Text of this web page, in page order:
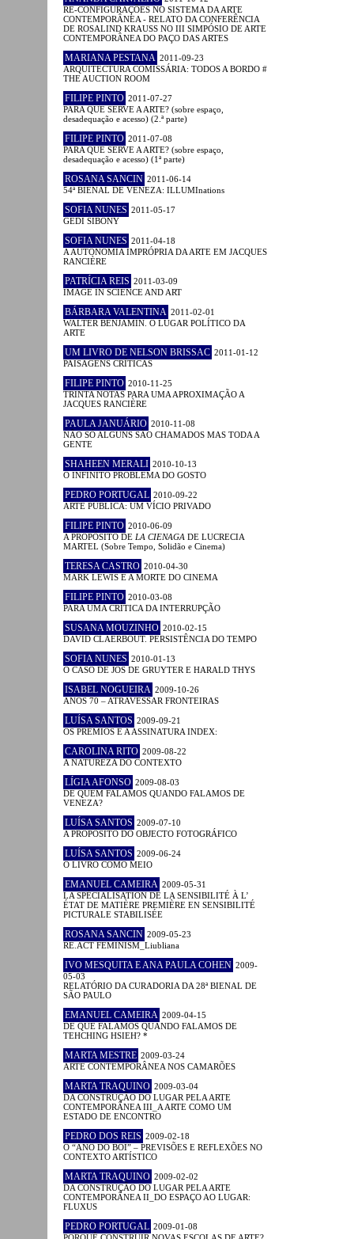
RE-CONFIGURAÇÕES NO SISTEMA DA ARTE
CONTEMPORÂNEA - RELATO DA CONFERÊNCIA
DE ROSALIND KRAUSS NO III SIMPÓSIO DE ARTE
CONTEMPORÂNEA DO PAÇO DAS ARTES
MARIANA PESTANA 2011-09-23
ARQUITECTURA COMISSÁRIA: TODOS A BORDO #
THE AUCTION ROOM
FILIPE PINTO 2011-07-27
PARA QUE SERVE A ARTE? (sobre espaço,
desadequação e acesso) (2.ª parte)
FILIPE PINTO 2011-07-08
PARA QUE SERVE A ARTE? (sobre espaço,
desadequação e acesso) (1ª parte)
ROSANA SANCIN 2011-06-14
54ª BIENAL DE VENEZA: ILLUMInations
SOFIA NUNES 2011-05-17
GEDI SIBONY
SOFIA NUNES 2011-04-18
A AUTONOMIA IMPRÓPRIA DA ARTE EM JACQUES
RANCIÈRE
PATRÍCIA REIS 2011-03-09
IMAGE IN SCIENCE AND ART
BÁRBARA VALENTINA 2011-02-01
WALTER BENJAMIN. O LUGAR POLÍTICO DA
ARTE
UM LIVRO DE NELSON BRISSAC 2011-01-12
PAISAGENS CRÍTICAS
FILIPE PINTO 2010-11-25
TRINTA NOTAS PARA UMA APROXIMAÇÃO A
JACQUES RANCIÈRE
PAULA JANUÁRIO 2010-11-08
NÃO SÓ ALGUNS SÃO CHAMADOS MAS TODA A
GENTE
SHAHEEN MERALI 2010-10-13
O INFINITO PROBLEMA DO GOSTO
PEDRO PORTUGAL 2010-09-22
ARTE PÚBLICA: UM VÍCIO PRIVADO
FILIPE PINTO 2010-06-09
A PROPÓSITO DE LA CIENAGA DE LUCRECIA
MARTEL (Sobre Tempo, Solidão e Cinema)
TERESA CASTRO 2010-04-30
MARK LEWIS E A MORTE DO CINEMA
FILIPE PINTO 2010-03-08
PARA UMA CRÍTICA DA INTERRUPÇÃO
SUSANA MOUZINHO 2010-02-15
DAVID CLAERBOUT. PERSISTÊNCIA DO TEMPO
SOFIA NUNES 2010-01-13
O CASO DE JOS DE GRUYTER E HARALD THYS
ISABEL NOGUEIRA 2009-10-26
ANOS 70 – ATRAVESSAR FRONTEIRAS
LUÍSA SANTOS 2009-09-21
OS PRÉMIOS E A ASSINATURA INDEX:
CAROLINA RITO 2009-08-22
A NATUREZA DO CONTEXTO
LÍGIA AFONSO 2009-08-03
DE QUEM FALAMOS QUANDO FALAMOS DE
VENEZA?
LUÍSA SANTOS 2009-07-10
A PROPÓSITO DO OBJECTO FOTOGRÁFICO
LUÍSA SANTOS 2009-06-24
O LIVRO COMO MEIO
EMANUEL CAMEIRA 2009-05-31
LA SPÉCIALISATION DE LA SENSIBILITÉ À L’
ÉTAT DE MATIÈRE PREMIÈRE EN SENSIBILITÉ
PICTURALE STABILISÉE
ROSANA SANCIN 2009-05-23
RE.ACT FEMINISM_Liubliana
IVO MESQUITA E ANA PAULA COHEN 2009-
05-03
RELATÓRIO DA CURADORIA DA 28ª BIENAL DE
SÃO PAULO
EMANUEL CAMEIRA 2009-04-15
DE QUE FALAMOS QUANDO FALAMOS DE
TEHCHING HSIEH? *
MARTA MESTRE 2009-03-24
ARTE CONTEMPORÂNEA NOS CAMARÕES
MARTA TRAQUINO 2009-03-04
DA CONSTRUÇÃO DO LUGAR PELA ARTE
CONTEMPORÂNEA III_A ARTE COMO UM
ESTADO DE ENCONTRO
PEDRO DOS REIS 2009-02-18
O “ANO DO BOI” – PREVISÕES E REFLEXÕES NO
CONTEXTO ARTÍSTICO
MARTA TRAQUINO 2009-02-02
DA CONSTRUÇÃO DO LUGAR PELA ARTE
CONTEMPORÂNEA II_DO ESPAÇO AO LUGAR:
FLUXUS
PEDRO PORTUGAL 2009-01-08